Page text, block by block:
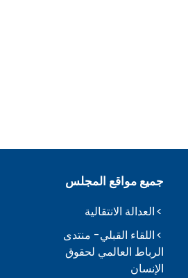
جميع مواقع المجلس
العدالة الانتقالية
اللقاء القبلي- منتدى
الرباط العالمي لحقوق
الإنسان